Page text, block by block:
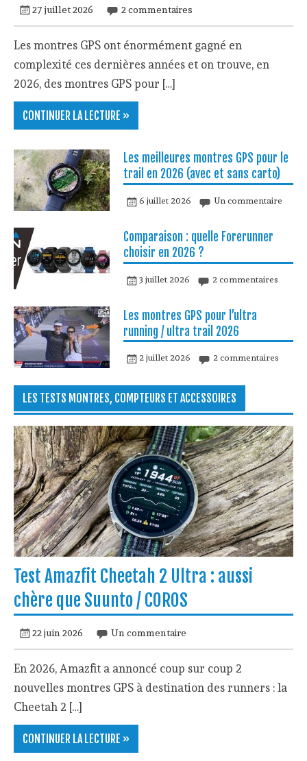
27 juillet 2026 2 commentaires
Les montres GPS ont énormément gagné en
complexité ces dernières années et on trouve, en
2026, des montres GPS pour […]
CONTINUER LA LECTURE »
Les meilleures montres GPS pour le
trail en 2026 (avec et sans carto)
6 juillet 2026 Un commentaire
Comparaison : quelle Forerunner
choisir en 2026 ?
3 juillet 2026 2 commentaires
Les montres GPS pour l’ultra
running / ultra trail 2026
2 juillet 2026 2 commentaires
LES TESTS MONTRES, COMPTEURS ET ACCESSOIRES
Test Amazfit Cheetah 2 Ultra : aussi
chère que Suunto / COROS
22 juin 2026 Un commentaire
En 2026, Amazfit a annoncé coup sur coup 2
nouvelles montres GPS à destination des runners : la
Cheetah 2 […]
CONTINUER LA LECTURE »